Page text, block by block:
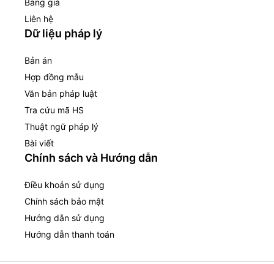
Bảng giá
Liên hệ
Dữ liệu pháp lý
Bản án
Hợp đồng mẫu
Văn bản pháp luật
Tra cứu mã HS
Thuật ngữ pháp lý
Bài viết
Chính sách và Hướng dẫn
Điều khoản sử dụng
Chính sách bảo mật
Hướng dẫn sử dụng
Hướng dẫn thanh toán